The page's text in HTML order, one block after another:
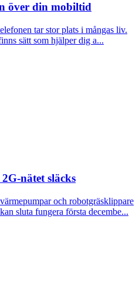
över din mobiltid
tar stor plats i mångas liv.
sätt som hjälper dig a...
nätet släcks
och robotgräsklippare
sluta fungera första decembe...